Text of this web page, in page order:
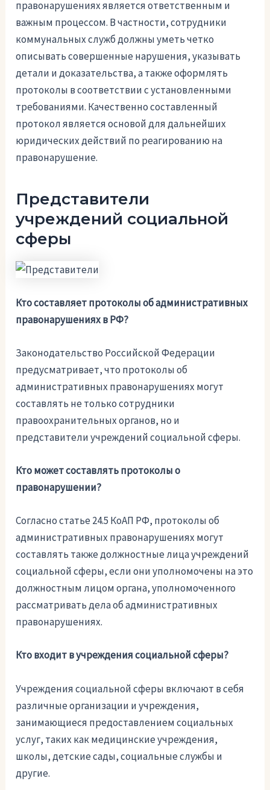
правонарушениях является ответственным и
важным процессом. В частности, сотрудники
коммунальных служб должны уметь четко
описывать совершенные нарушения, указывать
детали и доказательства, а также оформлять
протоколы в соответствии с установленными
требованиями. Качественно составленный
протокол является основой для дальнейших
юридических действий по реагированию на
правонарушение.
Представители
учреждений социальной
сферы
Кто составляет протоколы об административных
правонарушениях в РФ?
Законодательство Российской Федерации
предусматривает, что протоколы об
административных правонарушениях могут
составлять не только сотрудники
правоохранительных органов, но и
представители учреждений социальной сферы.
Кто может составлять протоколы о
правонарушении?
Согласно статье 24.5 КоАП РФ, протоколы об
административных правонарушениях могут
составлять также должностные лица учреждений
социальной сферы, если они уполномочены на это
должностным лицом органа, уполномоченного
рассматривать дела об административных
правонарушениях.
Кто входит в учреждения социальной сферы?
Учреждения социальной сферы включают в себя
различные организации и учреждения,
занимающиеся предоставлением социальных
услуг, таких как медицинские учреждения,
школы, детские сады, социальные службы и
другие.